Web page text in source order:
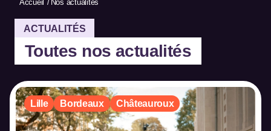
Accueil Nos actualités
ACTUALITÉS
Toutes nos actualités
Lille Bordeaux Châteauroux